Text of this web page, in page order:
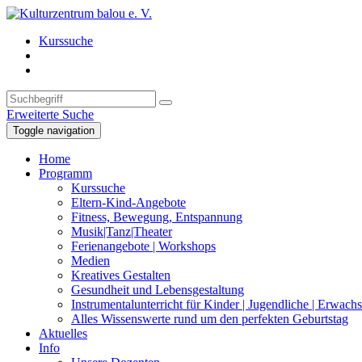
Kurssuche
Erweiterte Suche
Toggle navigation
Home
Programm
Kurssuche
Eltern-Kind-Angebote
Fitness, Bewegung, Entspannung
Musik|Tanz|Theater
Ferienangebote | Workshops
Medien
Kreatives Gestalten
Gesundheit und Lebensgestaltung
Instrumentalunterricht für Kinder | Jugendliche |
Alles Wissenswerte rund um den perfekten Geburtstag
Aktuelles
Info